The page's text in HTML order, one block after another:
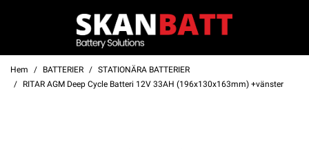
Hem BATTERIER
STATIONÄRA BATTERIER
RITAR AGM Deep Cycle Batteri 12V 33AH (196x130x163mm) +vänster